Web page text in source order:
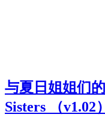
与夏日姐姐们
Sisters （v1.02）